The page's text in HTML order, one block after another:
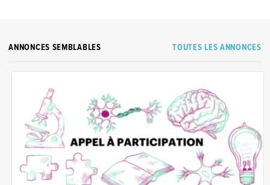
TOUTES LES ANNONCES
ANNONCES SEMBLABLES